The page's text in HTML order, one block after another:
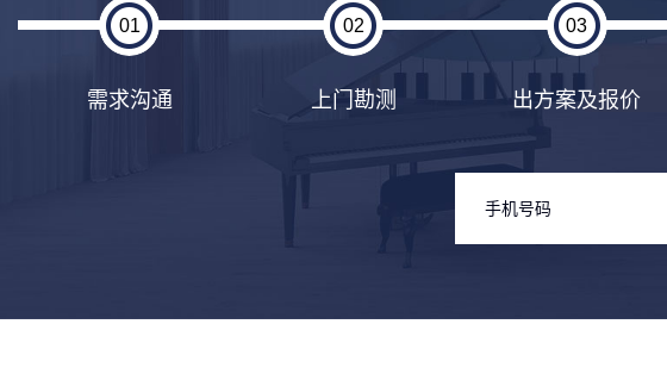
01
需求沟通
02
上门勘测
03
出方案及报价